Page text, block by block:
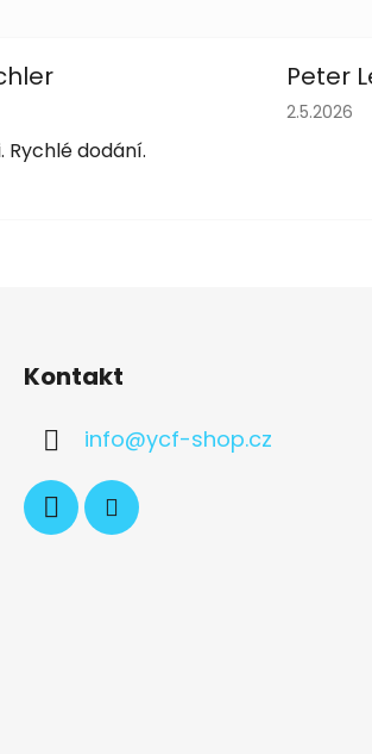
je 5 z 5 hvězdiček.
Rychlé dodání.
Peter
2.5.2026
Kontakt
info@ycf-shop.cz